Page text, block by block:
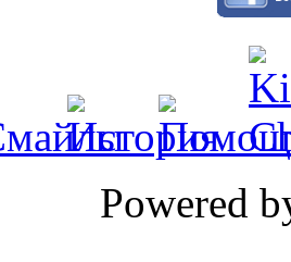
Powered